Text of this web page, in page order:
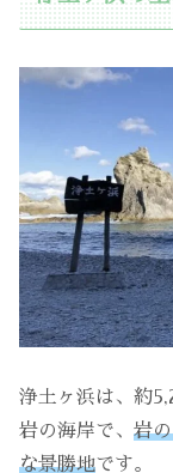
浄土ヶ浜は、約
岩の海岸で、 岩
な景勝地です。